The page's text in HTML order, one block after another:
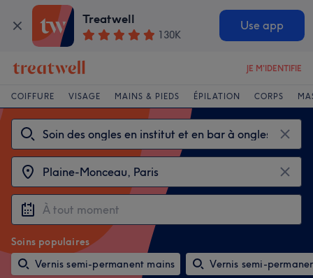
Treatwell
130K
Use app
JE M'IDENTIFIE
COIFFURE VISAGE MAINS & PIEDS ÉPILATION CORPS
Soins populaires
Vernis semi-permanent mains
Vernis semi-